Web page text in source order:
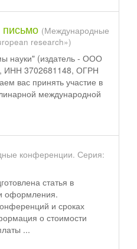
(Международные
research»)
науки" (издатель - ООО
ИНН 3702681148, ОГРН
вас принять участие в
международной
конференции. Серия:
статья в
оформления.
и сроках
о стоимости
...